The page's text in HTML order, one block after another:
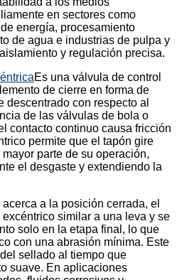
en sectores como
energía, procesamiento
de agua e industrias de pulpa y
y regulación precisa.
Es una válvula de control
de cierre en forma de
descentrado con respecto al
de las válvulas de bola o
contacto continuo causa fricción
permite que el tapón gire
parte de su operación,
el desgaste y extendiendo la
a la posición cerrada, el
similar a una leva y se
solo en la etapa final, lo que
con una abrasión mínima. Este
sellado al tiempo que
suave. En aplicaciones